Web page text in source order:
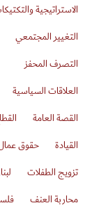
الاستراتيجية
التغيير المجتمعي
التصرف المحفز
العلاقات السياسية
القصة العامة
القيادة
حقوق
تزويج الطفلات
محاربة العنف